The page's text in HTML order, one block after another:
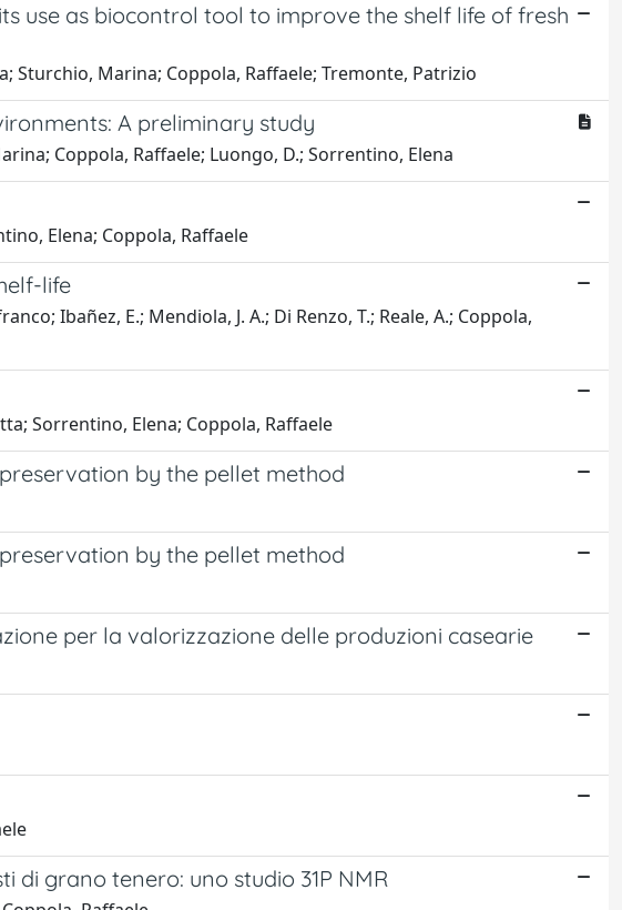
use as biocontrol tool to improve the shelf life of fresh
Sturchio, Marina; Coppola, Raffaele; Tremonte, Patrizio
A preliminary study
Coppola, Raffaele; Luongo, D.; Sorrentino, Elena
Elena; Coppola, Raffaele
life
Ibañez, E.; Mendiola, J. A.; Di Renzo, T.; Reale, A.; Coppola,
Sorrentino, Elena; Coppola, Raffaele
by the pellet method
by the pellet method
per la valorizzazione delle produzioni casearie
grano tenero: uno studio 31P NMR